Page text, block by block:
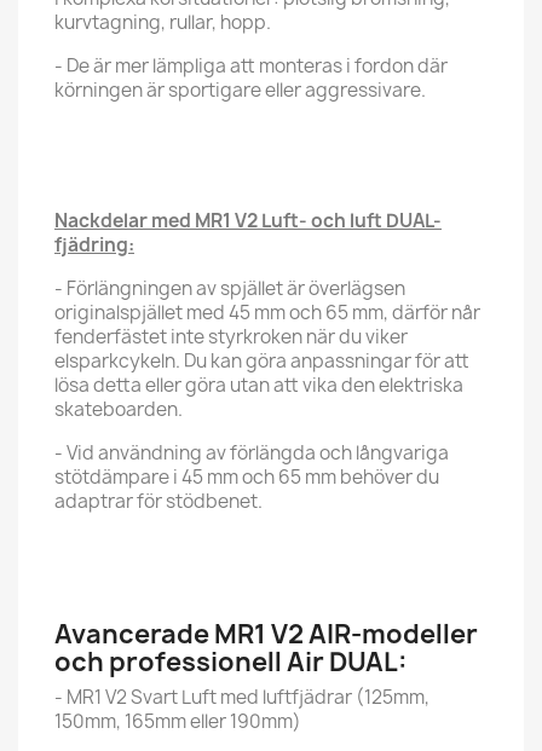
kurvtagning, rullar, hopp.
- De är mer lämpliga att monteras i fordon där
körningen är sportigare eller aggressivare.
Nackdelar med MR1 V2 Luft- och luft DUAL-
fjädring:
- Förlängningen av spjället är överlägsen
originalspjället med 45 mm och 65 mm, därför når
fenderfästet inte styrkroken när du viker
elsparkcykeln. Du kan göra anpassningar för att
lösa detta eller göra utan att vika den elektriska
skateboarden.
- Vid användning av förlängda och långvariga
stötdämpare i 45 mm och 65 mm behöver du
adaptrar för stödbenet.
Avancerade MR1 V2 AIR-modeller
och professionell Air DUAL:
- MR1 V2 Svart Luft med luftfjädrar (125mm,
150mm, 165mm eller 190mm)